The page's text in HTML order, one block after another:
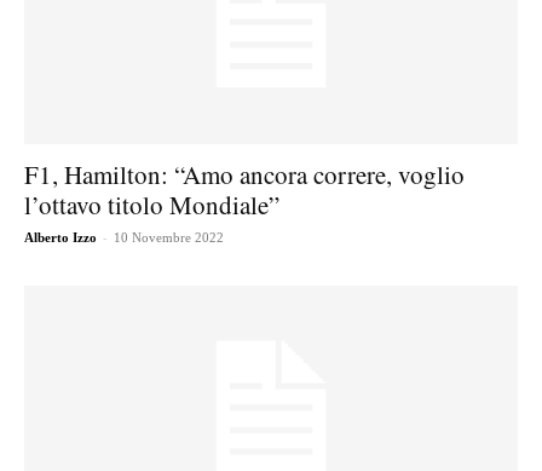
F1, Hamilton: “Amo ancora correre, voglio
l’ottavo titolo Mondiale”
Alberto Izzo - 10 Novembre 2022